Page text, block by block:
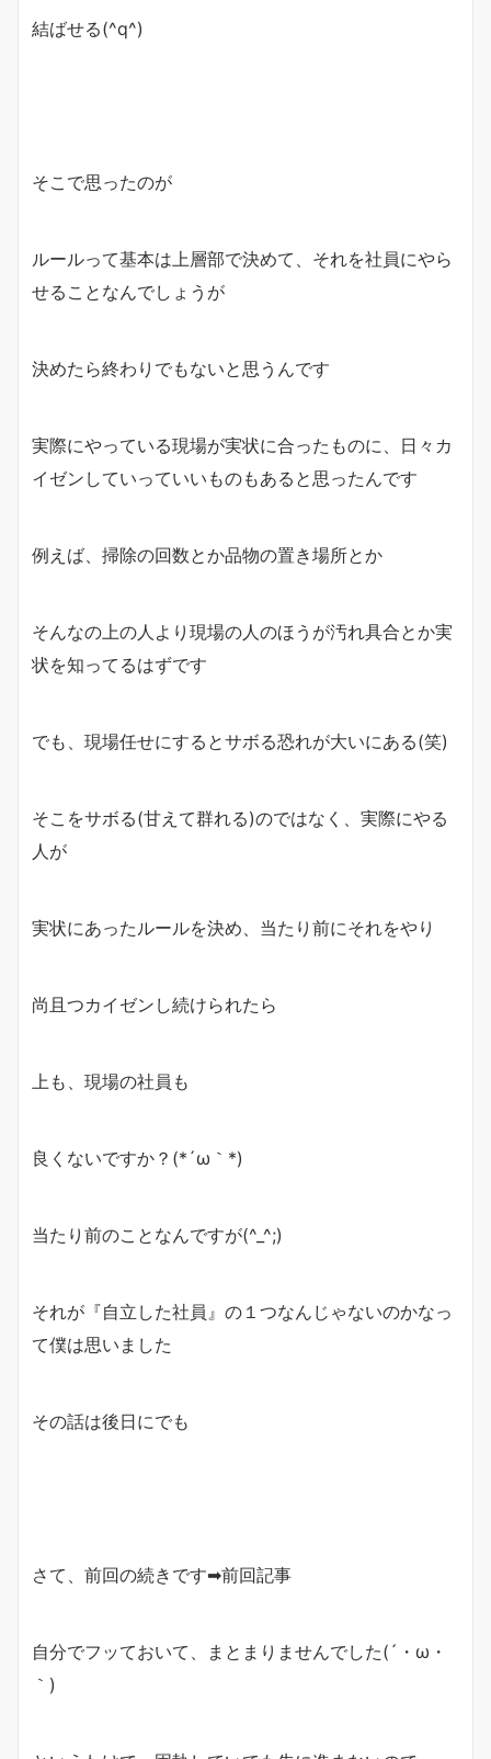
結ばせる(^q^)
そこで思ったのが
ルールって基本は上層部で決めて、それを社員にやら
せることなんでしょうが
決めたら終わりでもないと思うんです
実際にやっている現場が実状に合ったものに、日々カ
イゼンしていっていいものもあると思ったんです
例えば、掃除の回数とか品物の置き場所とか
そんなの上の人より現場の人のほうが汚れ具合とか実
状を知ってるはずです
でも、現場任せにするとサボる恐れが大いにある(笑)
そこをサボる(甘えて群れる)のではなく、実際にやる
人が
実状にあったルールを決め、当たり前にそれをやり
尚且つカイゼンし続けられたら
上も、現場の社員も
良くないですか？(*´ω｀*)
当たり前のことなんですが(^_^;)
それが『自立した社員』の１つなんじゃないのかなっ
て僕は思いました
その話は後日にでも
さて、前回の続きです➡前回記事
自分でフッておいて、まとまりませんでした(´・ω・
｀)